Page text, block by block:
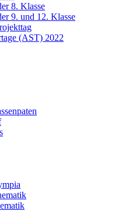
8. Klasse
9. und 12. Klasse
(AST) 2022